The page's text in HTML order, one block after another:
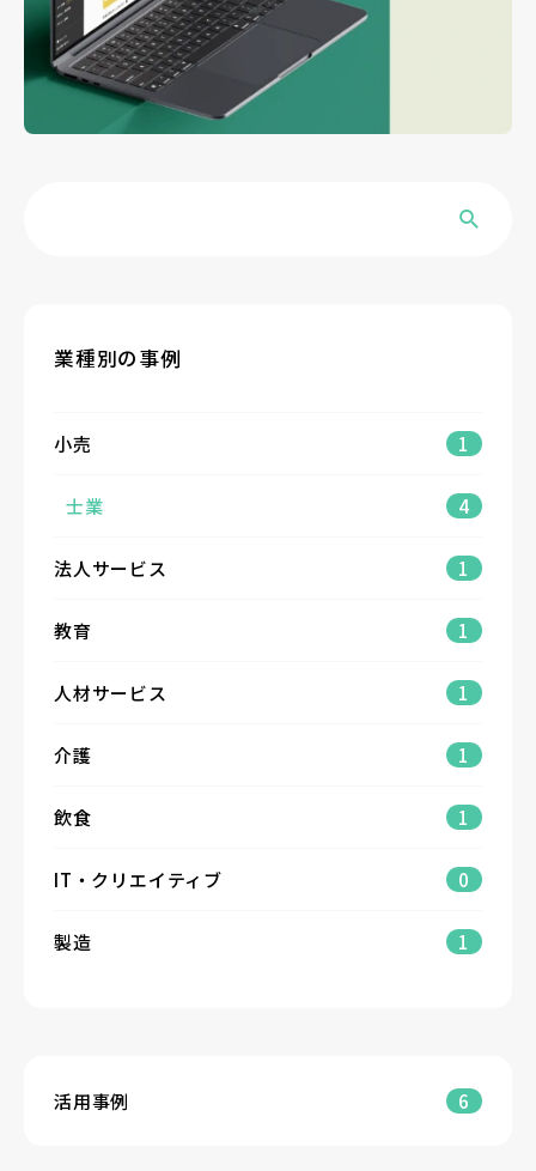
業種別の事例
小売 1
士業 4
法人サービス 1
教育 1
人材サービス 1
介護 1
飲食 1
IT・クリエイティブ 0
製造 1
活用事例 6